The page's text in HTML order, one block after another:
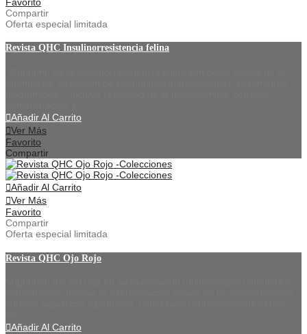
Compartir
Oferta especial limitada
Revista QHC Insulinorresistencia felina
Añadir Al Carrito
Ver Más
Favorito
Compartir
Añadir Al Carrito
Ver Más
Favorito
Compartir
Oferta especial limitada
Revista QHC Ojo Rojo
Añadir Al Carrito